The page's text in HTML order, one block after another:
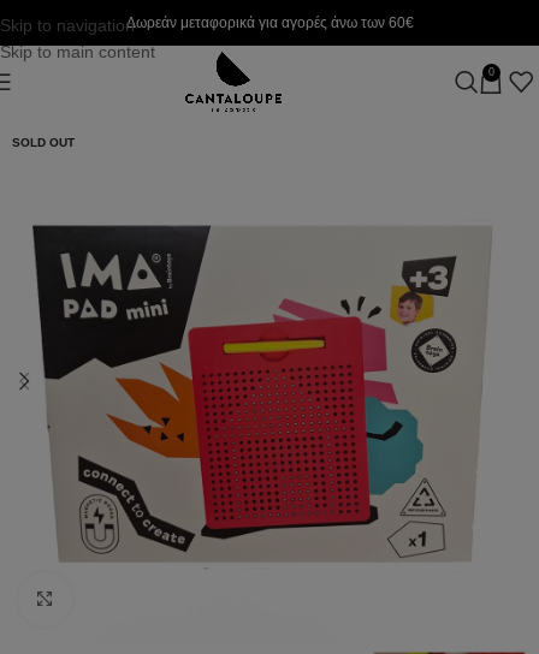
Skip to navigation
Skip to main content
Δωρεάν μεταφορικά για αγορές άνω των 60€
0
SOLD OUT